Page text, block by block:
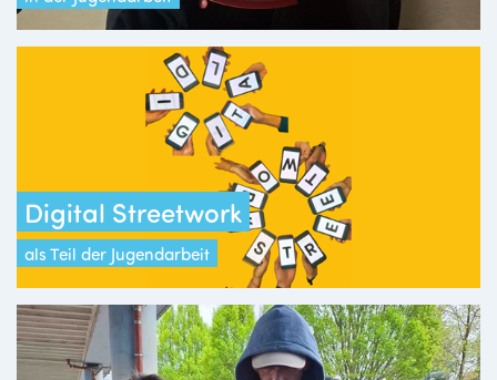
Digital Streetwork
als Teil der Jugendarbeit